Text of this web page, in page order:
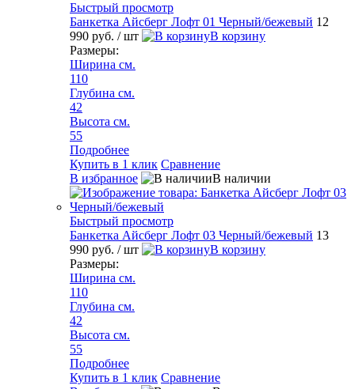
Быстрый просмотр
Банкетка Айсберг Лофт 01 Черный/бежевый 12
990 руб. / шт
В корзину
Размеры:
Ширина см.
110
Глубина см.
42
Высота см.
55
Подробнее
Купить в 1 клик Сравнение
В избранное
В наличии
Быстрый просмотр
Банкетка Айсберг Лофт 03 Черный/бежевый 13
990 руб. / шт
В корзину
Размеры:
Ширина см.
110
Глубина см.
42
Высота см.
55
Подробнее
Купить в 1 клик Сравнение